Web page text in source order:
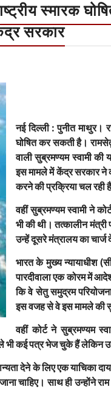
स्मारक
सरकार
नई दिल्ली : पुनीत माथुर।
घोषित कर सकती है।
वाली सुब्रमण्यम स्वामी की
इस मामले में केंद्र सरकार ने
करने की प्रक्रिया चल रही
वहीं सुब्रमण्यम स्वामी ने
भी की थी। तत्कालीन मंत्री
उन्हें दूसरे मंत्रालय का चार्ज
भारत के मुख्य न्यायाधीश
पारदीवाला एक कोरम में
कि वे सेतु समुद्रम
इस वजह से वे इस मामले की
वहीं कोर्ट ने सुब्रमण्यम
कई पत्र भेज चुके हैं लेकिन
देने के लिए एक याचिका
साथ ही उन्होंने राम